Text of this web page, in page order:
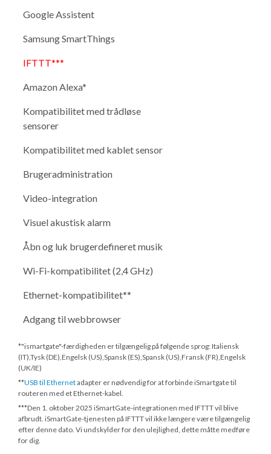
Google Assistent
Samsung SmartThings
IFTTT***
Amazon Alexa*
Kompatibilitet med trådløse
sensorer
Kompatibilitet med kablet sensor
Brugeradministration
Video-integration
Visuel akustisk alarm
Åbn og luk brugerdefineret musik
Wi-Fi-kompatibilitet (2,4 GHz)
Ethernet-kompatibilitet**
Adgang til webbrowser
*"ismartgate"-færdigheden er tilgængelig på følgende sprog: Italiensk
(IT),Tysk (DE),Engelsk (US),Spansk (ES),Spansk (US),Fransk (FR),Engelsk
(UK/IE)
**USB til Ethernetadapter er nødvendig for at forbinde iSmartgate til
routeren med et Ethernet-kabel.
***Den 1. oktober 2025 iSmartGate-integrationen med IFTTT vil blive
afbrudt. iSmartGate-tjenesten på IFTTT vil ikke længere være tilgængelig
efter denne dato. Vi undskylder for den ulejlighed, dette måtte medføre
for dig.